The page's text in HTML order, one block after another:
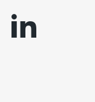
linkedin